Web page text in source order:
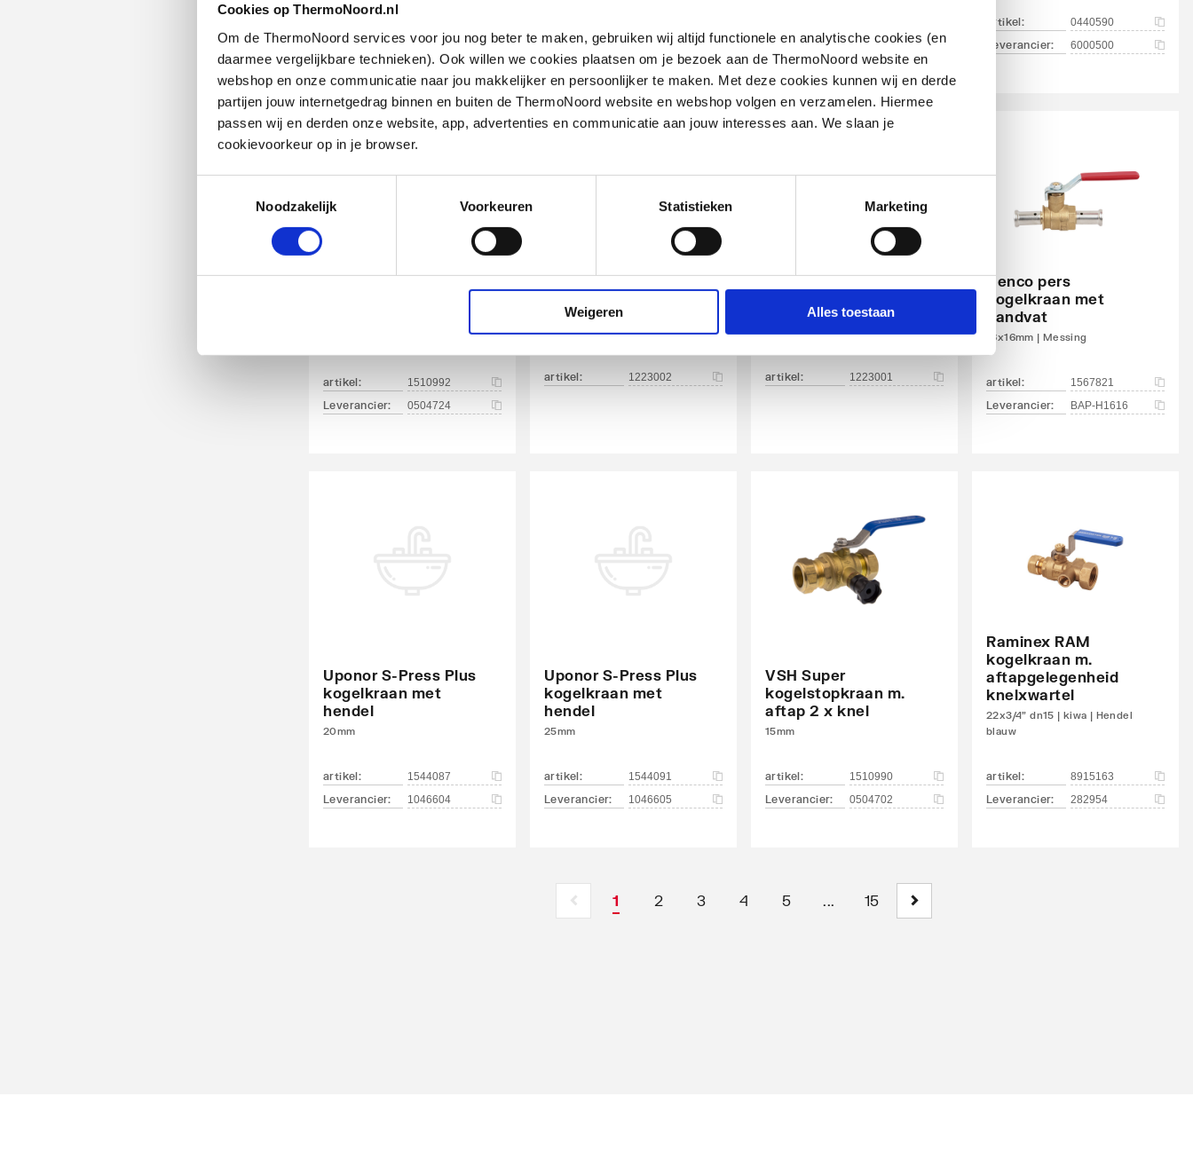
Cookies op ThermoNoord.nl
Om de ThermoNoord services voor jou nog beter te maken, gebruiken wij altijd functionele en analytische cookies (en
daarmee vergelijkbare technieken). Ook willen we cookies plaatsen om je bezoek aan de ThermoNoord website en
webshop en onze communicatie naar jou makkelijker en persoonlijker te maken. Met deze cookies kunnen wij en derde
partijen jouw internetgedrag binnen en buiten de ThermoNoord website en webshop volgen en verzamelen. Hiermee
passen wij en derden onze website, app, advertenties en communicatie aan jouw interesses aan. We slaan je
cookievoorkeur op in je browser.
Noodzakelijk
Voorkeuren Statistieken Marketing
Weigeren Alles toestaan
Leverancier: 52215 Leverancier: 51004120 Leverancier: 13028
artikel: 0440590
Leverancier: 6000500
VSH Super
artikel: 1510992
Leverancier: 0504724
Plieger kogelkraan
messing
3/4" DN20 | Hendel rood
artikel: 1223002
Plieger kogelkraan
messing
artikel: 1223001
Henco pers
kogelkraan met
handvat
16x16mm | Messing
artikel: 1567821
Leverancier: BAP-H1616
Uponor S-Press Plus
kogelkraan met
hendel
20mm
artikel: 1544087
Leverancier: 1046604
Uponor S-Press Plus
kogelkraan met
hendel
25mm
artikel: 1544091
Leverancier: 1046605
VSH Super
kogelstopkraan m.
aftap 2 x knel
15mm
artikel: 1510990
Leverancier: 0504702
Raminex RAM
kogelkraan m.
aftapgelegenheid
knelxwartel
22x3/4" dn15 | kiwa | Hendel
blauw
artikel: 8915163
Leverancier: 282954
1 2 3 4 5 15